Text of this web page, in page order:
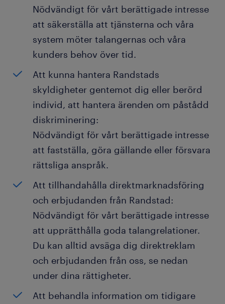
Nödvändigt för vårt berättigade intresse
att säkerställa att tjänsterna och våra
system möter talangernas och våra
kunders behov över tid.
Att kunna hantera Randstads
skyldigheter gentemot dig eller berörd
individ, att hantera ärenden om påstådd
diskriminering:
Nödvändigt för vårt berättigade intresse
att fastställa, göra gällande eller försvara
rättsliga anspråk.
Att tillhandahålla direktmarknadsföring
och erbjudanden från Randstad:
Nödvändigt för vårt berättigade intresse
att upprätthålla goda talangrelationer.
Du kan alltid avsäga dig direktreklam
och erbjudanden från oss, se nedan
under dina rättigheter.
Att behandla information om tidigare